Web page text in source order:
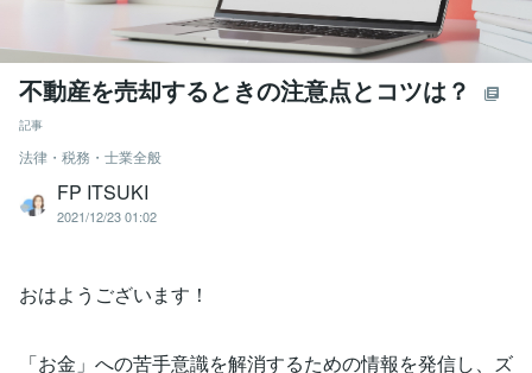
不動産を売却するときの注意点とコツは？
記事
法律・税務・士業全般
FP ITSUKI
2021/12/23 01:02
おはようございます！
「お金」への苦手意識を解消するための情報を発信し、ズ